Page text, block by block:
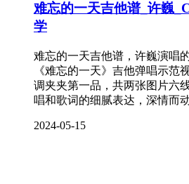
难忘的一天吉他谱_许巍
学
难忘的一天吉他谱，许巍演唱
《难忘的一天》吉他弹唱示范
调夹夹第一品，共两张图片六
唱和歌词的细腻表达，深情而
2024-05-15